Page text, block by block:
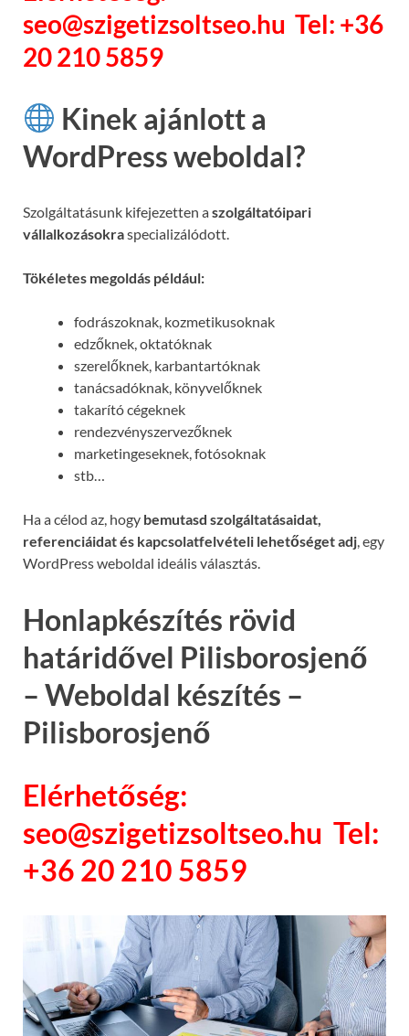
seo@szigetizsoltseo.hu Tel: +36
20 210 5859
Kinek ajánlott a
WordPress weboldal?
Szolgáltatásunk kifejezetten aszolgáltatóipari
vállalkozásokraspecializálódott.
Tökéletes megoldás például:
fodrászoknak, kozmetikusoknak
edzőknek, oktatóknak
szerelőknek, karbantartóknak
tanácsadóknak, könyvelőknek
takarító cégeknek
rendezvényszervezőknek
marketingeseknek, fotósoknak
stb…
Ha a célod az, hogy bemutasd szolgáltatásaidat,
referenciáidat és kapcsolatfelvételi lehetőséget adj , egy
WordPress weboldal ideális választás.
Honlapkészítés rövid
határidővel Pilisborosjenő
– Weboldal készítés –
Pilisborosjenő
Elérhetőség:
seo@szigetizsoltseo.hu Tel:
+36 20 210 5859